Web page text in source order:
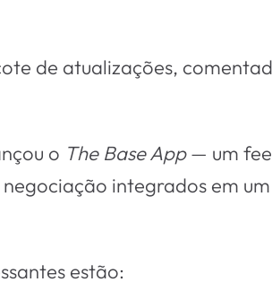
de atualizações,
o The Base App— um
integrados em
estão: